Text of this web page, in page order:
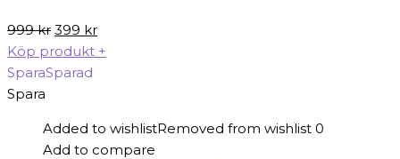
999kr Det
ursprungliga
priset
399 krDet
nuvarande
Köp produkt +
SparaSparad
Spara
Added to wishlistRemoved from wishlist 0
Add to compare